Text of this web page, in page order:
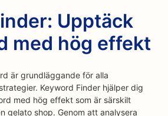
Upptäck
med hög effekt
är grundläggande för alla
Keyword Finder hjälper dig
med hög effekt som är särskilt
gelato shop. Genom att analysera